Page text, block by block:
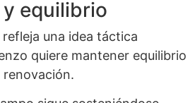
equilibrio
una idea táctica
quiere mantener equilibrio